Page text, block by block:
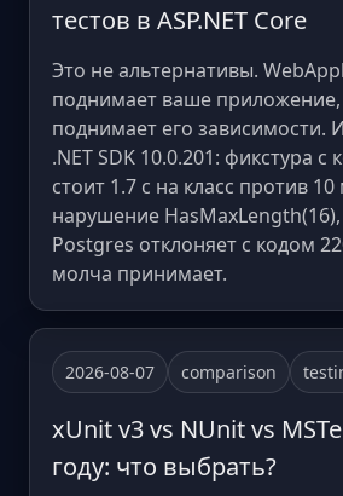
тестов в ASP.NET Core
Это не альтернативы.
поднимает ваше
поднимает его зависимости.
.NET SDK 10.0.201: фикстура с
стоит 1.7 с на класс против 10
нарушение
Postgres отклоняет с кодом
молча принимает.
2026-08-07 comparison
xUnit v3 vs NUnit vs
году: что выбрать?